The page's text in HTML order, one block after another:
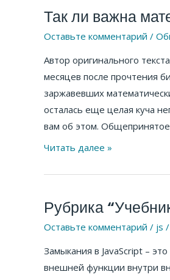
Так ли важна
Оставьте комментарий /
Автор оригинального
месяцев после прочтения
заржавевших
осталась еще целая куча
вам об этом.
Так
ли
математика
для
программистов?
Читать далее »
Рубрика
Оставьте комментарий / js
Замыкания в JavaScript –
внешней функции внутри
Рубрика
“Учебник
–
как